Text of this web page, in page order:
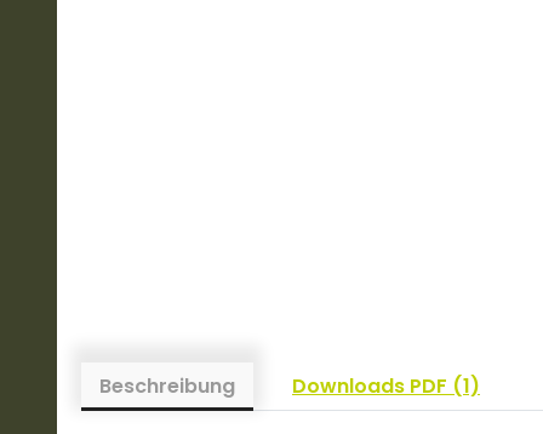
Beschreibung Downloads PDF (1)